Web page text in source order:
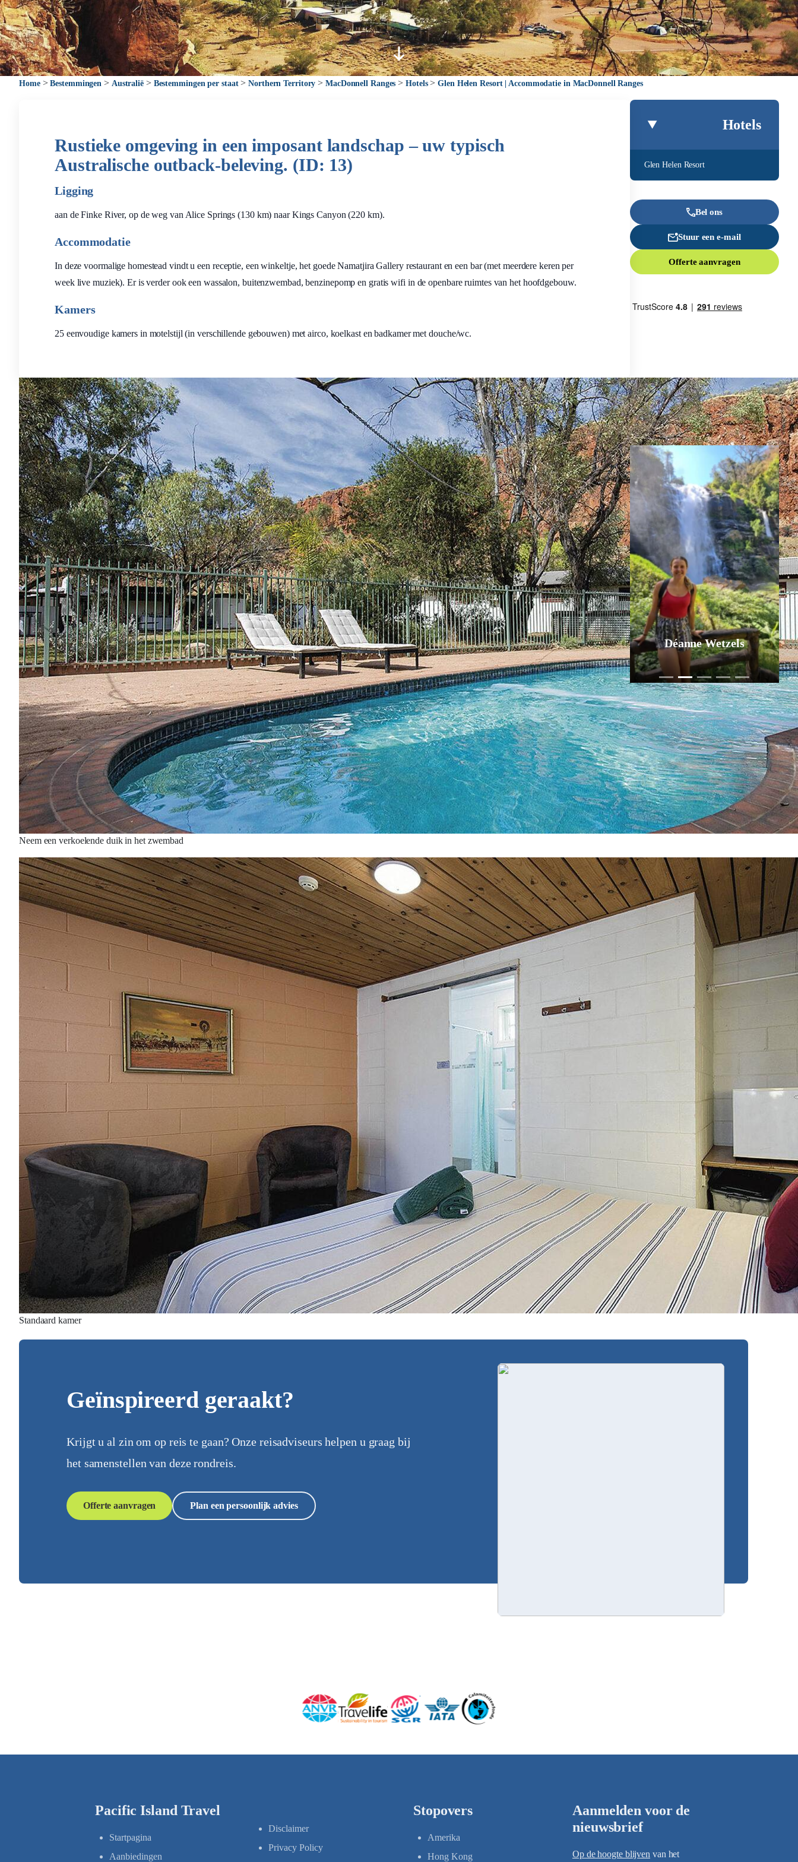
Home>Bestemmingen > Australië> Bestemmingen per staat>Northern Territory >MacDonnell Ranges >Hotels>Glen Helen Resort | Accommodatie in MacDonnell Ranges
Hotels
Glen Helen Resort
Bel ons
Stuur een e-mail
Offerte aanvragen
Inspiratie nodig?
Déanne Wetzels
Rustieke omgeving in een imposant landschap – uw typisch
Australische outback-beleving. (ID: 13)
Ligging
aan de Finke River, op de weg van Alice Springs (130 km) naar Kings Canyon (220 km).
Accommodatie
In deze voormalige homestead vindt u een receptie, een winkeltje, het goede Namatjira Gallery restaurant en een bar (met meerdere keren per
week live muziek). Er is verder ook een wassalon, buitenzwembad, benzinepomp en gratis wifi in de openbare ruimtes van het hoofdgebouw.
Kamers
25 eenvoudige kamers in motelstijl (in verschillende gebouwen) met airco, koelkast en badkamer met douche/wc.
Neem een verkoelende duik in het zwembad
Standaard kamer
Geïnspireerd geraakt?
Krijgt u al zin om op reis te gaan? Onze reisadviseurs helpen u graag bij
het samenstellen van deze rondreis.
Offerte aanvragen Plan een persoonlijk advies
Pacific Island Travel
Startpagina
Aanbiedingen
Disclaimer
Privacy Policy
Stopovers
Amerika
Hong Kong
Aanmelden voor de
nieuwsbrief
Op de hoogte blijven van het